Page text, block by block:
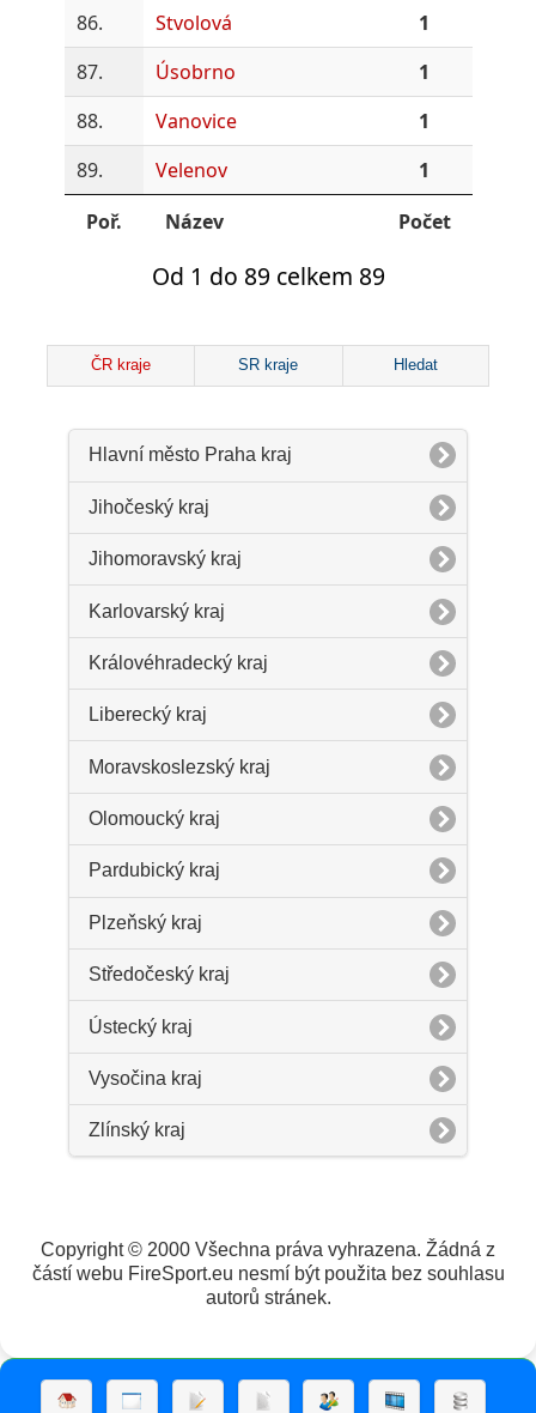
86.
Stvolová
1
87.
Úsobrno
1
88.
Vanovice
1
89.
Velenov
1
Poř.
Název Počet
Od 1 do 89 celkem 89
ČR kraje SR kraje Hledat
Hlavní město Praha kraj
Jihočeský kraj
Jihomoravský kraj
Karlovarský kraj
Královéhradecký kraj
Liberecký kraj
Moravskoslezský kraj
Olomoucký kraj
Pardubický kraj
Plzeňský kraj
Středočeský kraj
Ústecký kraj
Vysočina kraj
Zlínský kraj
Copyright © 2000 Všechna práva vyhrazena. Žádná z
částí webu FireSport.eu nesmí být použita bez souhlasu
autorů stránek.